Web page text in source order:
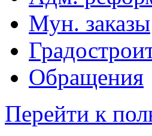
Мун. заказы
Обращения
Перейти к